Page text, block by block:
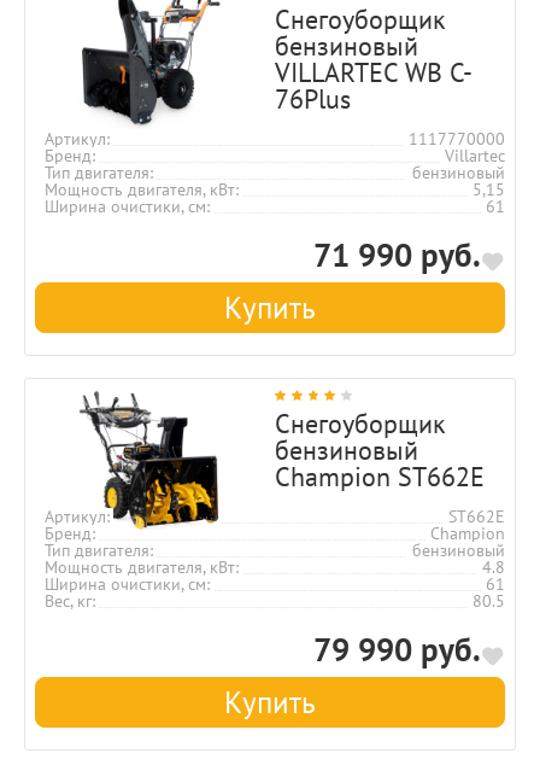
Снегоуборщик
бензиновый
VILLARTEC WB C-
76Plus
Артикул 1117770000
Бренд Villartec
Тип двигателя бензиновый
Мощность двигателя, кВт 5,15
Ширина очистики, см 61
71 990 руб.
Купить
Снегоуборщик
бензиновый
Champion ST662E
Артикул ST662E
Бренд Champion
Тип двигателя бензиновый
Мощность двигателя, кВт 4.8
Ширина очистики, см 61
Вес, кг 80.5
79 990 руб.
Купить